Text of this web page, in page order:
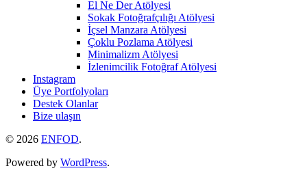
El Ne Der Atölyesi
Sokak Fotoğrafçılığı Atölyesi
İçsel Manzara Atölyesi
Çoklu Pozlama Atölyesi
Minimalizm Atölyesi
İzlenimcilik Fotoğraf Atölyesi
Instagram
Üye Portfolyoları
Destek Olanlar
Bize ulaşın
© 2026 ENFOD.
Powered by WordPress.